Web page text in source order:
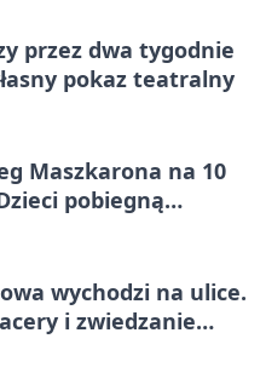
przez dwa tygodnie
pokaz teatralny
Maszkarona na 10
pobiegną
wychodzi na ulice.
i zwiedzanie